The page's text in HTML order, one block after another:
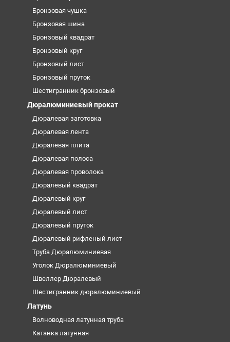
Бронзовая чушка
Бронзовая шина
Бронзовый квадрат
Бронзовый круг
Бронзовый лист
Бронзовый пруток
Шестигранник бронзовый
Дюралюминиевый прокат
Дюралевая заготовка
Дюралевая лента
Дюралевая плита
Дюралевая полоса
Дюралевая проволока
Дюралевый квадрат
Дюралевый круг
Дюралевый лист
Дюралевый пруток
Дюралевый рифленый лист
Труба Дюралюминиевая
Уголок Дюралюминиевый
Швеллер Дюралевый
Шестигранник дюралюминиевый
Латунь
Волноводная латунная труба
Катанка латунная